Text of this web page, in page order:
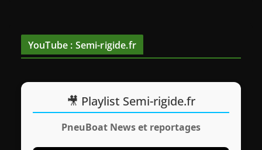
o
YouTube : Semi-rigide.fr
🎥 Playlist Semi-rigide.fr
PneuBoat News et reportages